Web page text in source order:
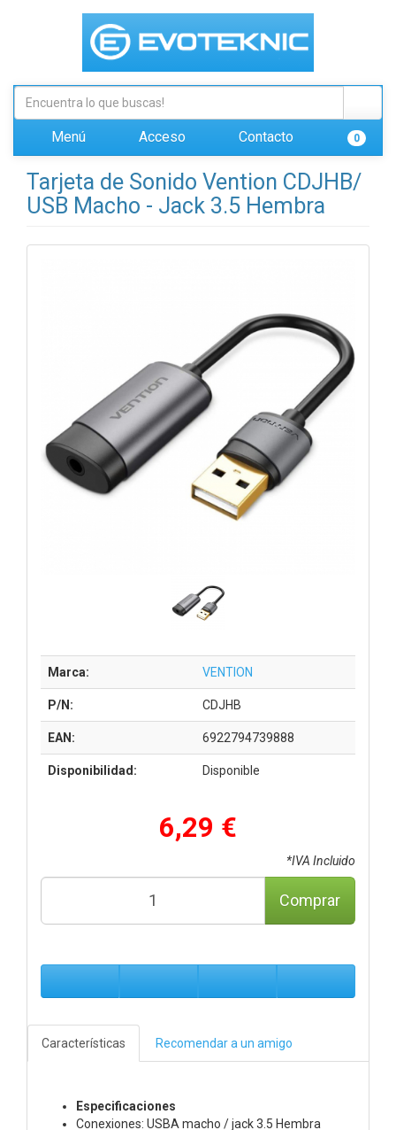
Menú Acceso Contacto 0
Tarjeta de Sonido Vention CDJHB/
USB Macho - Jack 3.5 Hembra
Marca: VENTION
P/N: CDJHB
EAN: 6922794739888
Disponibilidad: Disponible
6,29 €
*IVA Incluido
Comprar
Características Recomendar a un amigo
Especificaciones
Conexiones: USBA macho / jack 3.5 Hembra